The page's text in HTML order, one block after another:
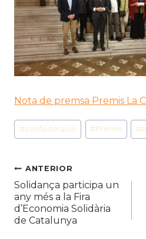
Nota de premsa Premis La
Etiquetes
d'entrada
#confederació #Premis #
Navegació
d'entrades
ANTERIOR
Solidança participa un
any més a la Fira
d’Economia Solidària
de Catalunya